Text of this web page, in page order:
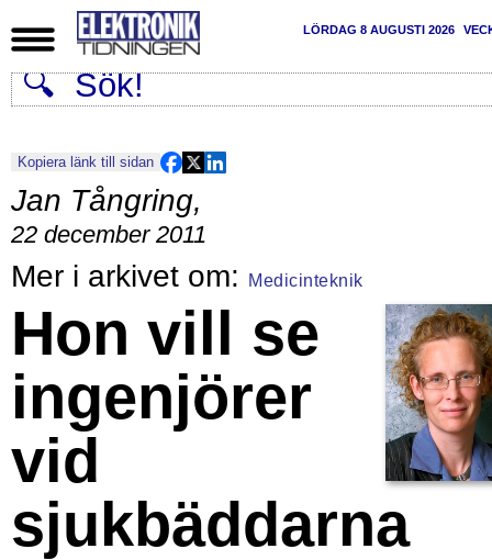
LÖRDAG 8 AUGUSTI 2026
Kopiera länk till sidan
Jan Tångring,
22 december 2011
Medicinteknik
Hon vill se
ingenjörer
vid
sjukbäddarna